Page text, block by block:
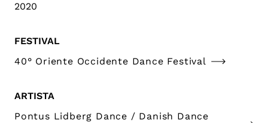
2020
FESTIVAL
40° Oriente Occidente Dance Festival
ARTISTA
Pontus Lidberg Dance / Danish Dance